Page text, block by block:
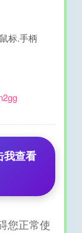
标.手柄
我查看
您正常使